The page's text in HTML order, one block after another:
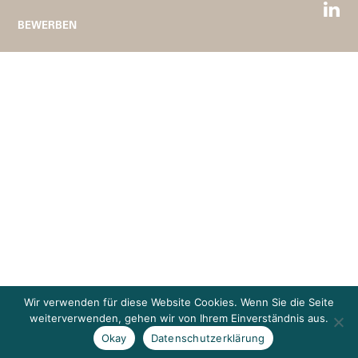
BEWERBEN
Wir verwenden für diese Website Cookies. Wenn Sie die Seite
weiterverwenden, gehen wir von Ihrem Einverständnis aus.
Okay
Datenschutzerklärung